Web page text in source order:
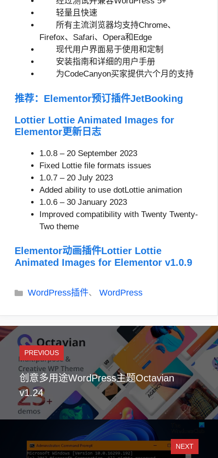
轻量且快速
所有主流浏览器均支持Chrome、
Firefox、Safari、Opera和Edge
现代用户界面易于使用和定制
安装指南和详细的用户手册
为CodeCanyon买家提供六个月的支持
推荐： Elementor预订插件JetBooking
Lottier Lottie Animated Images for
Elementor更新日志
1.0.8 – 20 September 2023
Fixed Lottie file formats issues
1.0.7 – 20 July 2023
Added ability to use dotLottie animation
1.0.6 – 30 January 2023
Improved compatibility with Twenty Twenty-
Two theme
Elementor动画插件Lottier Lottie
Animated Images for Elementor v1.0.9
分
WordPress插件、WordPress
PREVIOUS
创意多用途WordPress主题Octavian
v1.24
NEXT